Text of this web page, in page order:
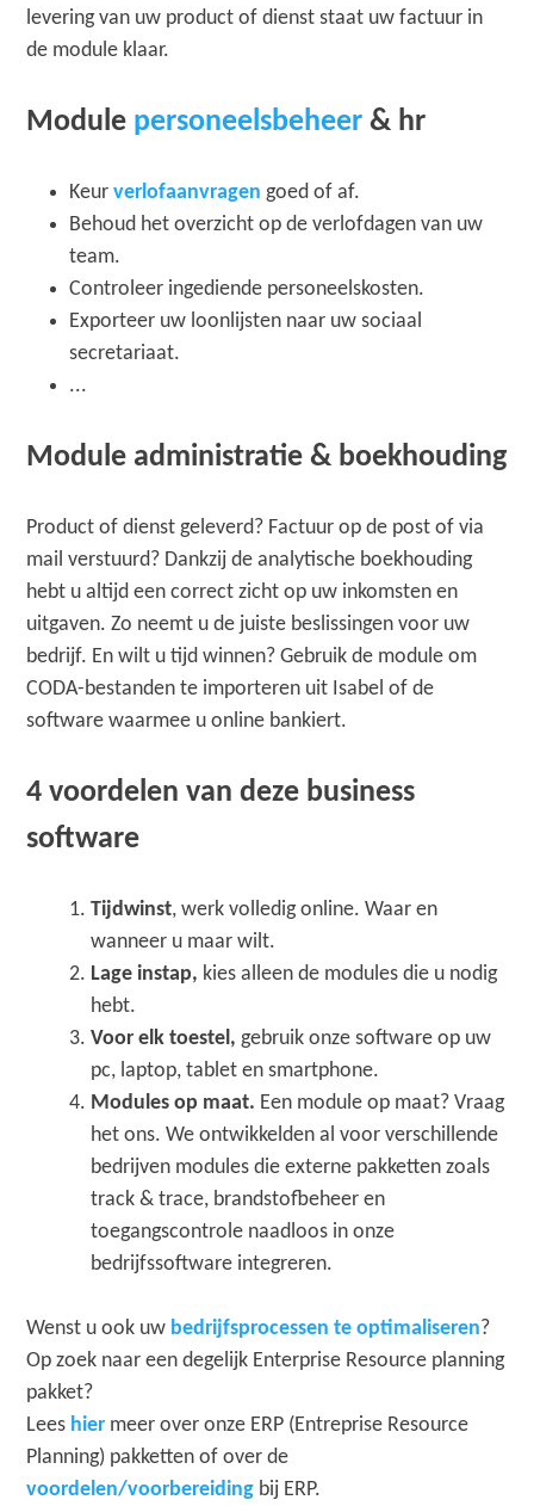
levering van uw product of dienst staat uw factuur in
de module klaar.
Module personeelsbeheer & hr
Keurverlofaanvragen goed of af.
Behoud het overzicht op de verlofdagen van uw
team.
Controleer ingediende personeelskosten.
Exporteer uw loonlijsten naar uw sociaal
secretariaat.
...
Module administratie & boekhouding
Product of dienst geleverd? Factuur op de post of via
mail verstuurd? Dankzij de analytische boekhouding
hebt u altijd een correct zicht op uw inkomsten en
uitgaven. Zo neemt u de juiste beslissingen voor uw
bedrijf. En wilt u tijd winnen? Gebruik de module om
CODA-bestanden te importeren uit Isabel of de
software waarmee u online bankiert.
4 voordelen van deze business
software
Tijdwinst, werk volledig online. Waar en
wanneer u maar wilt.
Lage instap, kies alleen de modules die u nodig
hebt.
Voor elk toestel, gebruik onze software op uw
pc, laptop, tablet en smartphone.
Modules op maat. Een module op maat? Vraag
het ons. We ontwikkelden al voor verschillende
bedrijven modules die externe pakketten zoals
track & trace, brandstofbeheer en
toegangscontrole naadloos in onze
bedrijfssoftware integreren.
Wenst u ook uw bedrijfsprocessen te optimaliseren?
Op zoek naar een degelijk Enterprise Resource planning
pakket?
Lees hier meer over onze ERP (Entreprise Resource
Planning) pakketten of over de
voordelen/voorbereiding bij ERP.